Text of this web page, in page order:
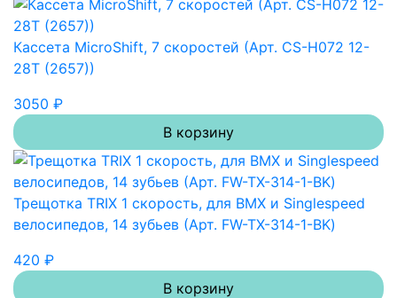
Кассета MicroShift, 7 скоростей (Арт. CS-H072 12-
28T (2657))
3050 ₽
В корзину
Трещотка TRIX 1 скорость, для BMX и Singlespeed
велосипедов, 14 зубьев (Арт. FW-TX-314-1-BK)
420 ₽
В корзину